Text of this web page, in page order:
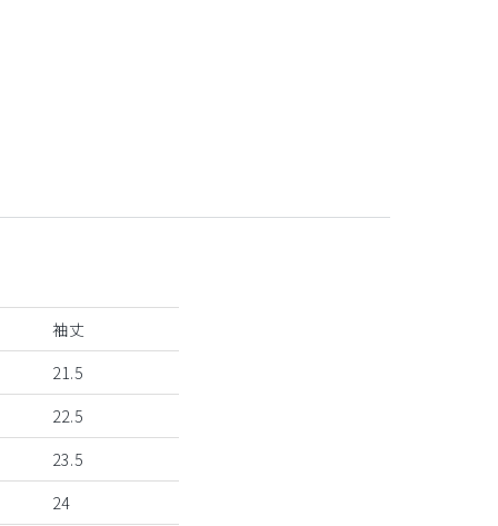
袖丈
21.5
22.5
23.5
24